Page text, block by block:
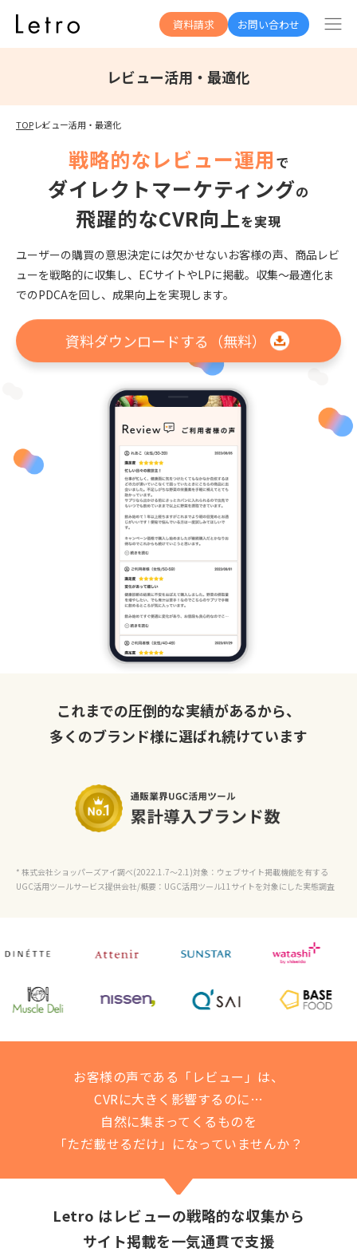
資料請求 お問い合わせ
レビュー活用・最適化
TOPレビュー活用・最適化
戦略的なレビュー運用 で
ダイレクトマーケティングの
飛躍的なCVR向上を実現
ユーザーの購買の意思決定には欠かせないお客様の声、商品レビ
ューを戦略的に収集し、ECサイトやLPに掲載。収集〜最適化ま
でのPDCAを回し、成果向上を実現します。
資料ダウンロードする （無料）
これまでの圧倒的な実績があるから、
多くのブランド様に選ばれ続けています
* 株式会社ショッパーズアイ調べ(2022.1.7〜2.1)対象：ウェブサイト掲載機能を有する
UGC活用ツールサービス提供会社/概要：UGC活用ツール11サイトを対象にした実態調査
お客様の声である「レビュー」は、
CVRに大きく影響するのに…
自然に集まってくるものを
「ただ載せるだけ」になっていませんか？
Letro はレビューの戦略的な収集から
サイト掲載を一気通貫で支援